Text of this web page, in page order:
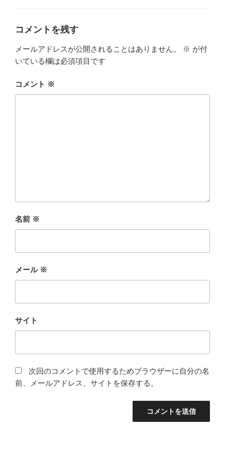
コメントを残す
メールアドレスが公開されることはありません。 ※ が付
いている欄は必須項目です
コメント ※
名前 ※
メール ※
サイト
次回のコメントで使用するためブラウザーに自分の名
前、メールアドレス、サイトを保存する。